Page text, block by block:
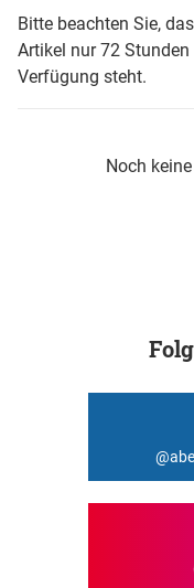
Bitte beachten Sie,
Artikel nur 72
Verfügung steht.
Noch